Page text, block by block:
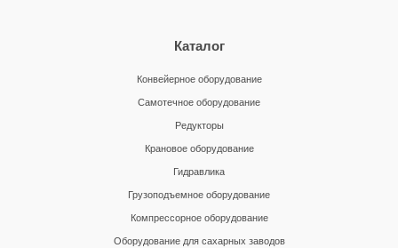
Каталог
Конвейерное оборудование
Самотечное оборудование
Редукторы
Крановое оборудование
Гидравлика
Грузоподъемное оборудование
Компрессорное оборудование
Оборудование для сахарных заводов